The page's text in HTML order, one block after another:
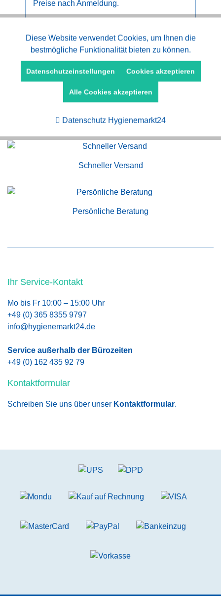
Preise nach Anmeldung.
Kauf auf Rechnung
Schneller Versand
Persönliche Beratung
Ihr Service-Kontakt
Mo bis Fr 10:00 – 15:00 Uhr
+49 (0) 365 8355 9797
info@hygienemarkt24.de
Service außerhalb der Bürozeiten
+49 (0) 162 435 92 79
Kontaktformular
Schreiben Sie uns über unser Kontaktformular.
Funktionale Aktiv
Marketing Aktiv
Diese Website verwendet Cookies, um Ihnen die
bestmögliche Funktionalität bieten zu können.
Datenschutzeinstellungen Cookies akzeptieren
Alle Cookies akzeptieren
Datenschutz Hygienemarkt24